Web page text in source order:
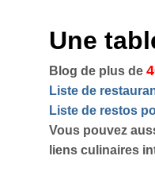
Une
Blog de plus de
Liste de
Liste de restos
Vous pouvez
liens culinaires